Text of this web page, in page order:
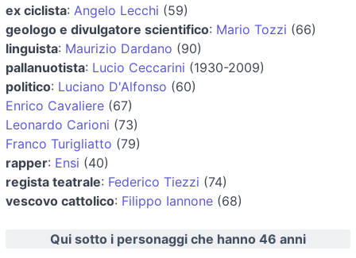
ex ciclista: Angelo Lecchi (59)
geologo e divulgatore scientifico: Mario Tozzi (66)
linguista: Maurizio Dardano (90)
pallanuotista: Lucio Ceccarini (1930-2009)
politico: Luciano D'Alfonso (60)
Enrico Cavaliere (67)
Leonardo Carioni (73)
Franco Turigliatto (79)
rapper: Ensi (40)
regista teatrale: Federico Tiezzi (74)
vescovo cattolico: Filippo Iannone (68)
Qui sotto i personaggi che hanno 46 anni